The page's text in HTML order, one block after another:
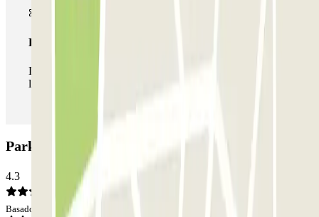
Pase ilimitado
Durante tu estancia podrás entrar y salir del parking todas
las veces que quieras.
Parking SABA Arroios: Opiniones
4.3
Basado en 54 opiniones